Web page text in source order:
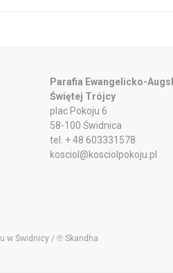
Parafia Ewangelicko-
Świętej Trójcy
plac Pokoju 6
58-100 Świdnica
tel. + 48 603331578
kosciol@kosciolpokoju.pl
w Świdnicy / ℗ Skandha